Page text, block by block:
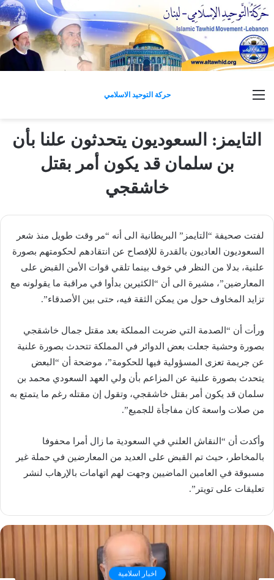
حركة التوحيد الاسلامي
التايمز: السعوديون يتحدثون علنا بأن
بن سلمان قد يكون أمر بقتل
خاشقجي
لفتت صحيفة “التايمز” البريطانية الى أنه “مر وقت طويل منذ شعر
السعوديون العاديون بالقدرة للإفصاح عن انتقادهم لحكومتهم بصورة
علنية، بدلا من النظر في خوف بينما تلقي قوات الأمن القبض على
المعارضين”، مشيرة الى أن “الكثيرين بدأوا في مراقبة ما يقولونه مع
تزايد المخاوف حول من يمكن الثقة فيه، حتى بين الأصدقاء”.
ورأت أن “الصدمة التي ضربت المملكة بعد مقتل جمال خاشقجي
بصورة وحشية جعلت بعض الدوائر في المملكة تتحدث بصورة علنية
عن جريمة تعزى المسؤولية فيها للحكومة”، موضحة أن “البعض
يتحدث بصورة علنية عن المزاعم بأن ولي العهد السعودي ​محمد بن
سلمان​ قد يكون أمر بقتل خاشقجي، وتقول إن مقتله رغم ما يتمتع به
من صلات واسعة كان مفاجأة للجميع”.
وأكدت أن “النقاش العلني في السعودية ما زال أمرا محفوفا
بالمخاطر، حيث تم القبض على العديد من المعارضين في حملة غير
مسبوقة في العامين الماضيين وجهت لهم اتهامات بالإرهاب لنشر
تعليقات على تويتر”.
اخبار اسلامية